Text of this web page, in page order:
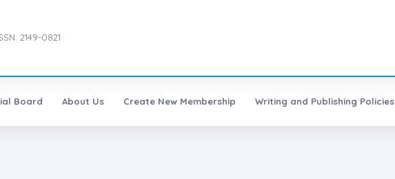
2149-0821
Board About Us Create New Membership Writing and Publishing Policies